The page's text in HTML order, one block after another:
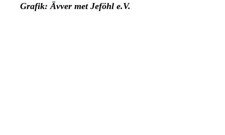
Grafik: Ävver met Jeföhl e.V.